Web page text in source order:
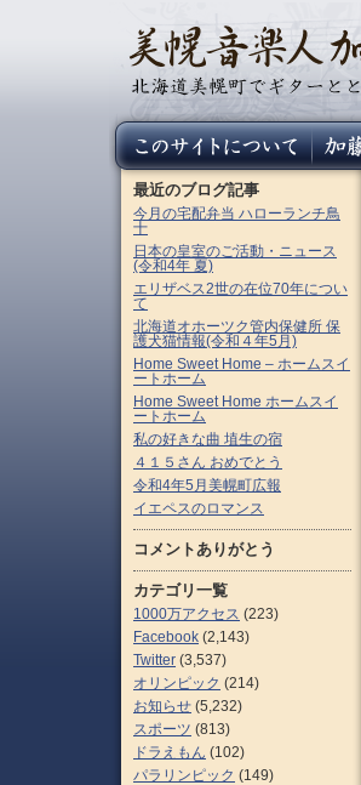
最近のブログ記事
今月の宅配弁当 ハローランチ鳥
十
日本の皇室のご活動・ニュース
(令和4年 夏)
エリザベス2世の在位70年につい
て
北海道オホーツク管内保健所 保
護犬猫情報(令和４年5月)
Home Sweet Home – ホームスイ
ートホーム
Home Sweet Home ホームスイ
ートホーム
私の好きな曲 埴生の宿
４１５さん おめでとう
令和4年5月美幌町広報
イエペスのロマンス
コメントありがとう
カテゴリ一覧
1000万アクセス (223)
Facebook (2,143)
Twitter (3,537)
オリンピック (214)
お知らせ (5,232)
スポーツ (813)
ドラえもん (102)
パラリンピック (149)